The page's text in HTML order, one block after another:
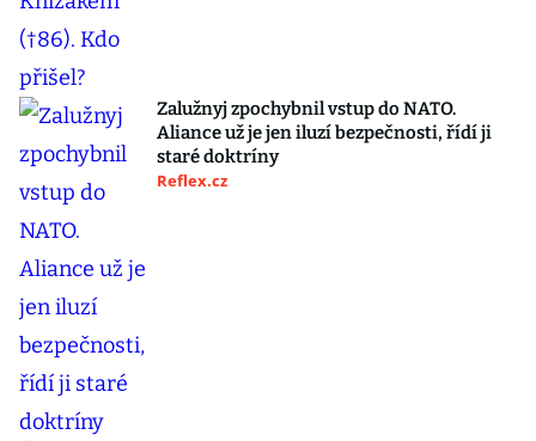
Zalužnyj zpochybnil vstup do NATO.
Aliance už je jen iluzí bezpečnosti, řídí ji
staré doktríny
Reflex.cz